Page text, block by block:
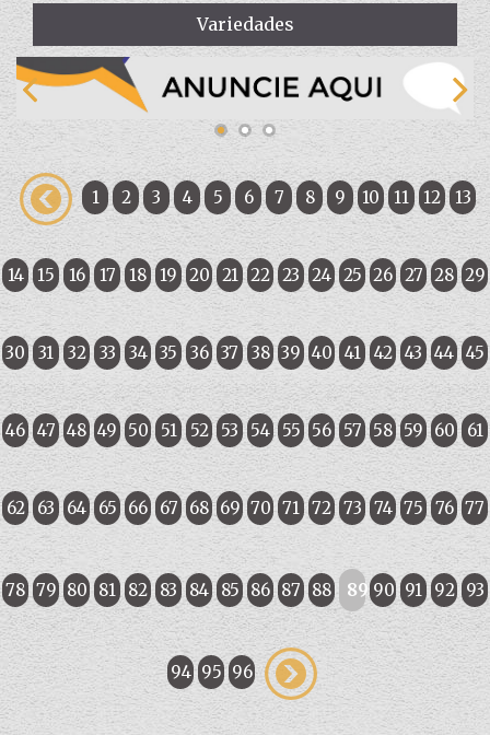
Variedades
1 2 3 4 5 6 7 8 9 10 11 12 13
14 15 16 17 18 19 20 21 22 23 24 25 26 27 28 29
30 31 32 33 34 35 36 37 38 39 40 41 42 43 44 45
46 47 48 49 50 51 52 53 54 55 56 57 58 59 60 61
62 63 64 65 66 67 68 69 70 71 72 73 74 75 76 77
78 79 80 81 82 83 84 85 86 87 88 89 90 91 92 93
94 95 96